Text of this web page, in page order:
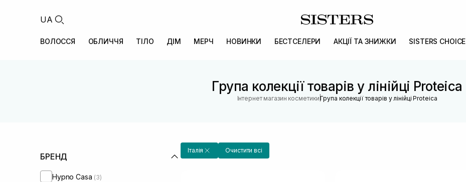
UA
ВОЛОССЯ ОБЛИЧЧЯ ТІЛО ДІМ МЕРЧ НОВИНКИ БЕСТСЕЛЕРИ АКЦІЇ ТА ЗНИЖКИ SISTERS CHOICE
Група колекції товарів у лінійці Proteica
Інтернет магазин косметики |Група колекції товарів у лінійці Proteica
БРЕНД
Hypno Casa (3)
Італія Очистити всі